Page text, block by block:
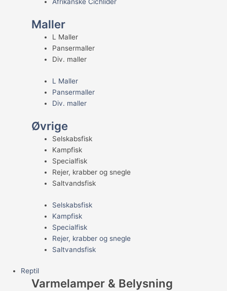
Maller
L Maller
Pansermaller
Div. maller
L Maller
Pansermaller
Div. maller
Øvrige
Selskabsfisk
Kampfisk
Specialfisk
Rejer, krabber og snegle
Saltvandsfisk
Selskabsfisk
Kampfisk
Specialfisk
Rejer, krabber og snegle
Saltvandsfisk
Reptil
Varmelamper & Belysning